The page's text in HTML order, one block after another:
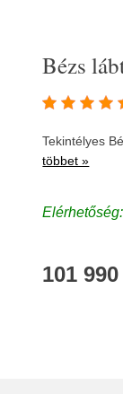
Bézs
Tekintélyes
többet »
101